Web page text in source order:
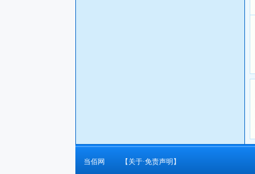
当佰网 【关于·免责声明】